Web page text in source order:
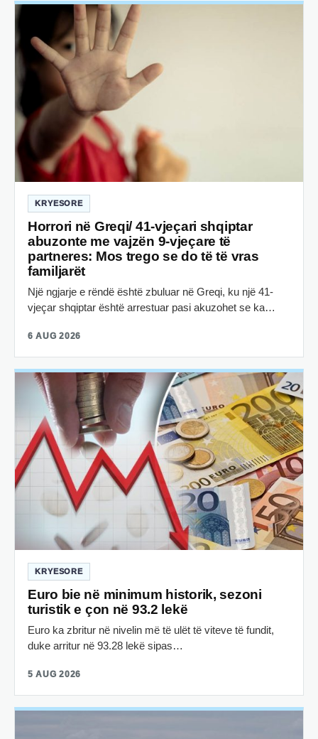
KRYESORE
Horrori në Greqi/ 41-vjeçari shqiptar
abuzonte me vajzën 9-vjeçare të
partneres: Mos trego se do të të vras
familjarët
Një ngjarje e rëndë është zbuluar në Greqi, ku një 41-
vjeçar shqiptar është arrestuar pasi akuzohet se ka…
6 AUG 2026
KRYESORE
Euro bie në minimum historik, sezoni
turistik e çon në 93.2 lekë
Euro ka zbritur në nivelin më të ulët të viteve të fundit,
duke arritur në 93.28 lekë sipas…
5 AUG 2026